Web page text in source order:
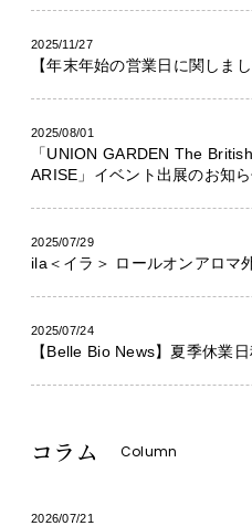
2025/11/27
【年末年始の営業日に関しまし
2025/08/01
「UNION GARDEN The
ARISE」イベント出展のお知
2025/07/29
ila＜イラ＞ ロールオンアロマ
2025/07/24
【Belle Bio News】夏季休業
コラム Column
2026/07/21